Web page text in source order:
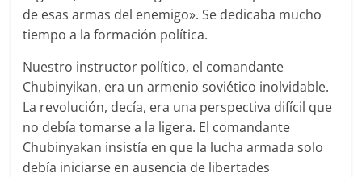
de esas armas del enemigo». Se dedicaba mucho
tiempo a la formación política.
Nuestro instructor político, el comandante
Chubinyikan, era un armenio soviético inolvidable.
La revolución, decía, era una perspectiva difícil que
no debía tomarse a la ligera. El comandante
Chubinyakan insistía en que la lucha armada solo
debía iniciarse en ausencia de libertades